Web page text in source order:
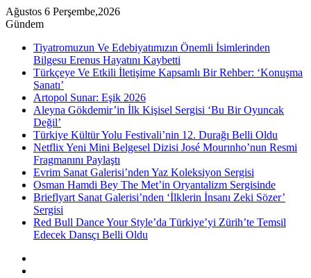
Ağustos 6 Perşembe,2026
Gündem
Tiyatromuzun Ve Edebiyatımızın Önemli İsimlerinden
Bilgesu Erenus Hayatını Kaybetti
Türkçeye Ve Etkili İletişime Kapsamlı Bir Rehber: ‘Konuşma
Sanatı’
Artopol Sunar: Eşik 2026
Aleyna Gökdemir’in İlk Kişisel Sergisi ‘Bu Bir Oyuncak
Değil’
Türkiye Kültür Yolu Festivali’nin 12. Durağı Belli Oldu
Netflix Yeni Mini Belgesel Dizisi José Mourınho’nun Resmi
Fragmanını Paylaştı
Evrim Sanat Galerisi’nden Yaz Koleksiyon Sergisi
Osman Hamdi Bey The Met’in Oryantalizm Sergisinde
Brieflyart Sanat Galerisi’nden ‘İlklerin İnsanı Zeki Sözer’
Sergisi
Red Bull Dance Your Style’da Türkiye’yi Zürih’te Temsil
Edecek Dansçı Belli Oldu